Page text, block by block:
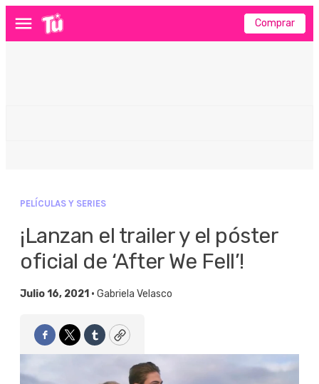
Menú Comprar
PELÍCULAS Y SERIES
¡Lanzan el trailer y el póster
oficial de ‘After We Fell’!
Julio 16, 2021 • Gabriela Velasco
Facebook
TwitterTumblrCopy